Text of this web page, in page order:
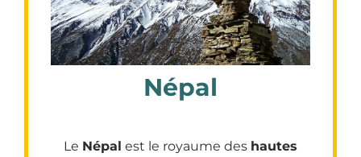
Népal
Le Népal est le royaume des hautes